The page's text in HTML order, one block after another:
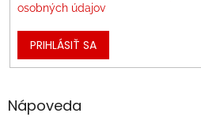
osobných údajov
PRIHLÁSIŤ SA
Nápoveda